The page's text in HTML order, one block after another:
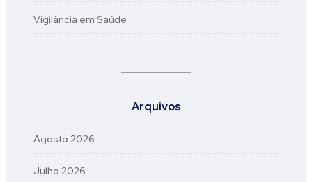
Vigilância em Saúde
Arquivos
Agosto 2026
Julho 2026